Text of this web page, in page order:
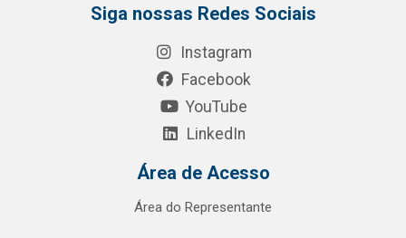
Siga nossas Redes Sociais
Instagram
Facebook
YouTube
LinkedIn
Área de Acesso
Área do Representante